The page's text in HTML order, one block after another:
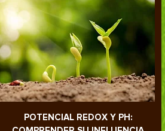
POTENCIAL REDOX Y PH: